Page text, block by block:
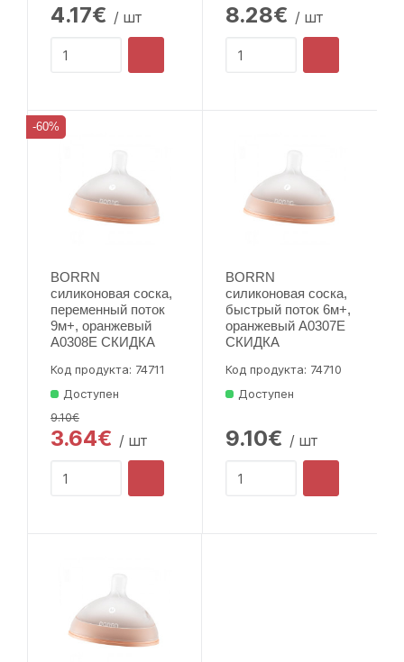
4.17€ / шт 8.28€ / шт
-60%
BORRN
силиконовая соска,
переменный поток
9м+, оранжевый
A0308E СКИДКА
Код продукта: 74711
Доступен
9.10€
3.64€ / шт
BORRN
силиконовая соска,
быстрый поток 6м+,
оранжевый A0307E
СКИДКА
Код продукта: 74710
Доступен
9.10€ / шт